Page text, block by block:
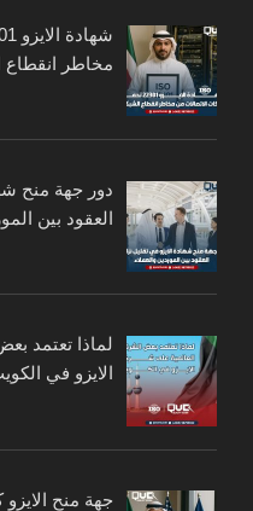
مخاطر انقطاع
دور جهة منح
العقود بين
لماذا تعتمد
الايزو في
جهة منح